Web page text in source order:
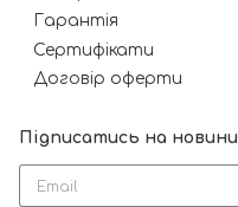
Гарантія
Сертифікати
Договір оферти
Підписатись на новини